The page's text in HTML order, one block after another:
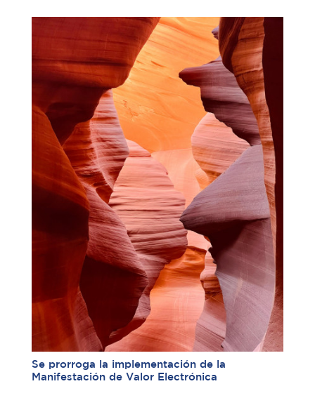
Se prorroga la implementación de la
Manifestación de Valor Electrónica